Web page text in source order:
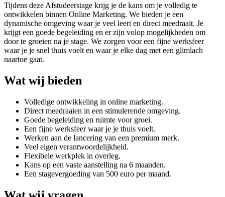
Tijdens deze Afstudeerstage krijg je de kans om je volledig te
ontwikkelen binnen Online Marketing. We bieden je een
dynamische omgeving waar je veel leert en direct meedraait. Je
krijgt een goede begeleiding en er zijn volop mogelijkheden om
door te groeien na je stage. We zorgen voor een fijne werksfeer
waar je je snel thuis voelt en waar je elke dag met een glimlach
naartoe gaat.
Wat wij bieden
Volledige ontwikkeling in online marketing.
Direct meedraaien in een stimulerende omgeving.
Goede begeleiding en ruimte voor groei.
Een fijne werksfeer waar je je thuis voelt.
Werken aan de lancering van een premium merk.
Veel eigen verantwoordelijkheid.
Flexibele werkplek in overleg.
Kans op een vaste aanstelling na 6 maanden.
Een stagevergoeding van 500 euro per maand.